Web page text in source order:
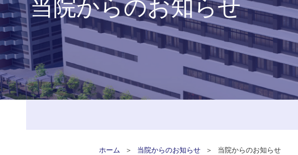
当院からのお知らせ
ホーム 当院からのお知らせ 当院からのお知らせ